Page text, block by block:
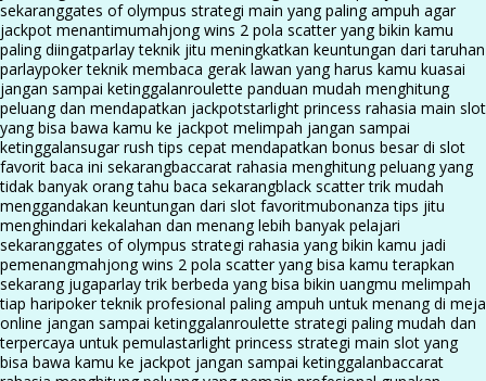
sekaranggates of olympus strategi main yang paling ampuh agar
jackpot menantimumahjong wins 2 pola scatter yang bikin kamu
paling diingatparlay teknik jitu meningkatkan keuntungan dari taruhan
parlaypoker teknik membaca gerak lawan yang harus kamu kuasai
jangan sampai ketinggalanroulette panduan mudah menghitung
peluang dan mendapatkan jackpotstarlight princess rahasia main slot
yang bisa bawa kamu ke jackpot melimpah jangan sampai
ketinggalansugar rush tips cepat mendapatkan bonus besar di slot
favorit baca ini sekarangbaccarat rahasia menghitung peluang yang
tidak banyak orang tahu baca sekarangblack scatter trik mudah
menggandakan keuntungan dari slot favoritmubonanza tips jitu
menghindari kekalahan dan menang lebih banyak pelajari
sekaranggates of olympus strategi rahasia yang bikin kamu jadi
pemenangmahjong wins 2 pola scatter yang bisa kamu terapkan
sekarang jugaparlay trik berbeda yang bisa bikin uangmu melimpah
tiap haripoker teknik profesional paling ampuh untuk menang di meja
online jangan sampai ketinggalanroulette strategi paling mudah dan
terpercaya untuk pemulastarlight princess strategi main slot yang
bisa bawa kamu ke jackpot jangan sampai ketinggalanbaccarat